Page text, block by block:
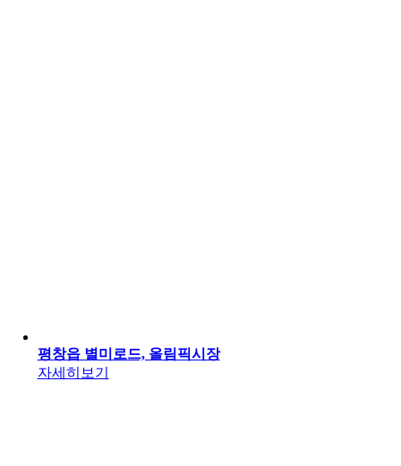
평창읍 별미로드, 올림픽시장
자세히보기